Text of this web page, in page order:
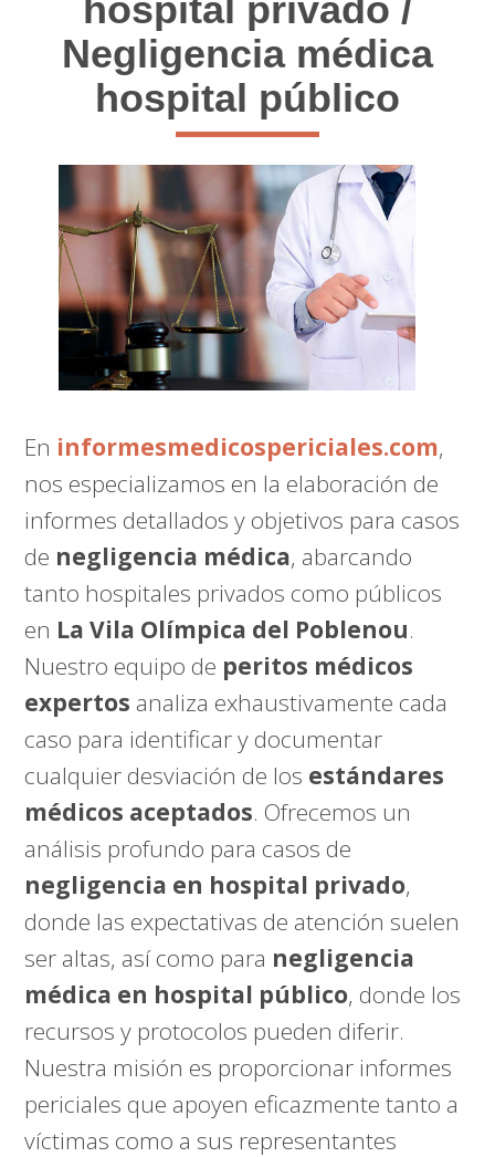
hospital privado /
Negligencia médica
hospital público
En informesmedicospericiales.com,
nos especializamos en la elaboración de
informes detallados y objetivos para casos
de negligencia médica, abarcando
tanto hospitales privados como públicos
en La Vila Olímpica del Poblenou.
Nuestro equipo de peritos médicos
expertos analiza exhaustivamente cada
caso para identificar y documentar
cualquier desviación de los estándares
médicos aceptados. Ofrecemos un
análisis profundo para casos de
negligencia en hospital privado,
donde las expectativas de atención suelen
ser altas, así como para negligencia
médica en hospital público, donde los
recursos y protocolos pueden diferir.
Nuestra misión es proporcionar informes
periciales que apoyen eficazmente tanto a
víctimas como a sus representantes